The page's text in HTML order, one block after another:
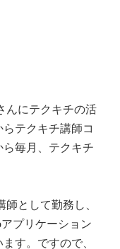
んにテクキチの活
テクキチ講師コ
毎月、テクキチ
として勤務し、
プリケーション
す。ですので、